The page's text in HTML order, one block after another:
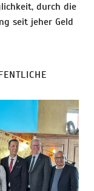
durch die
seit jeher Geld